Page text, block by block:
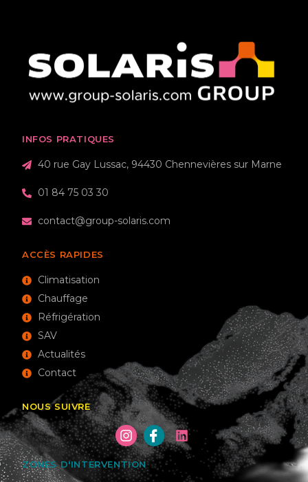
INFOS PRATIQUES
40 rue Gay Lussac, 94430 Chennevières sur Marne
01 84 75 03 30
contact@group-solaris.com
ACCÈS RAPIDES
Climatisation
Chauffage
Réfrigération
SAV
Actualités
Contact
NOUS SUIVRE
ZONES D'INTERVENTION